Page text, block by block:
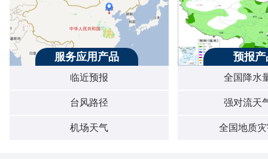
服务应用产品
临近预报
台风路径
机场天气
预报产
全国降水
强对流天
全国地质